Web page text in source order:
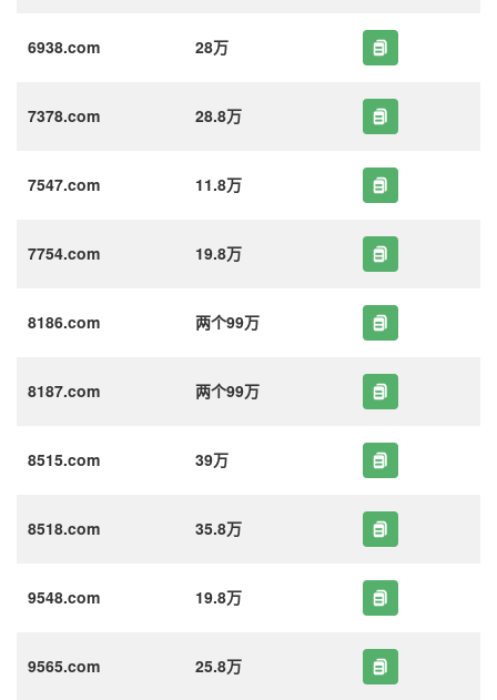
6938.com 28万
7378.com 28.8万
7547.com 11.8万
7754.com 19.8万
8186.com 两个99万
8187.com 两个99万
8515.com 39万
8518.com 35.8万
9548.com 19.8万
9565.com 25.8万